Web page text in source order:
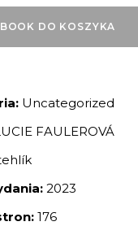
DO KOSZYKA
Uncategorized
FAULEROVÁ
2023
176